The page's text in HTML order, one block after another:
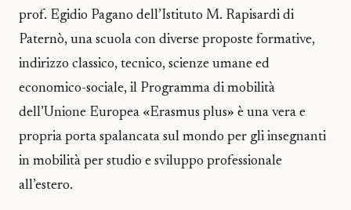
prof. Egidio Pagano dell’Istituto M. Rapisardi di
Paternò, una scuola con diverse proposte formative,
indirizzo classico, tecnico, scienze umane ed
economico-sociale, il Programma di mobilità
dell’Unione Europea «Erasmus plus» è una vera e
propria porta spalancata sul mondo per gli insegnanti
in mobilità per studio e sviluppo professionale
all’estero.